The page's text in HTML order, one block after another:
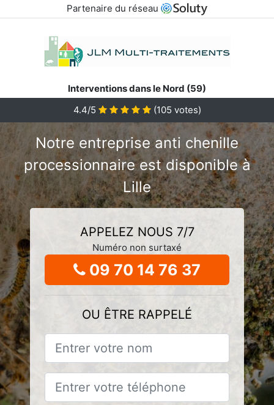
Partenaire du réseau
Interventions dans le Nord (59)
4.4/5
(105 votes)
Notre entreprise anti chenille
processionnaire est disponible à
Lille
APPELEZ NOUS 7/7
Numéro non surtaxé
09 70 14 76 37
OU ÊTRE RAPPELÉ